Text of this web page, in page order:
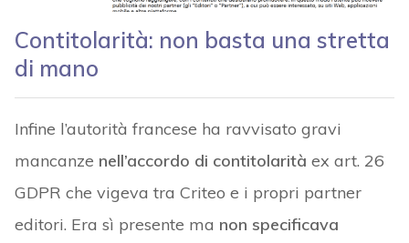
Contitolarità: non basta una stretta
di mano
Infine l’autorità francese ha ravvisato gravi
mancanze nell’accordo di contitolarità ex art. 26
GDPR che vigeva tra Criteo e i propri partner
editori. Era sì presente ma non specificava